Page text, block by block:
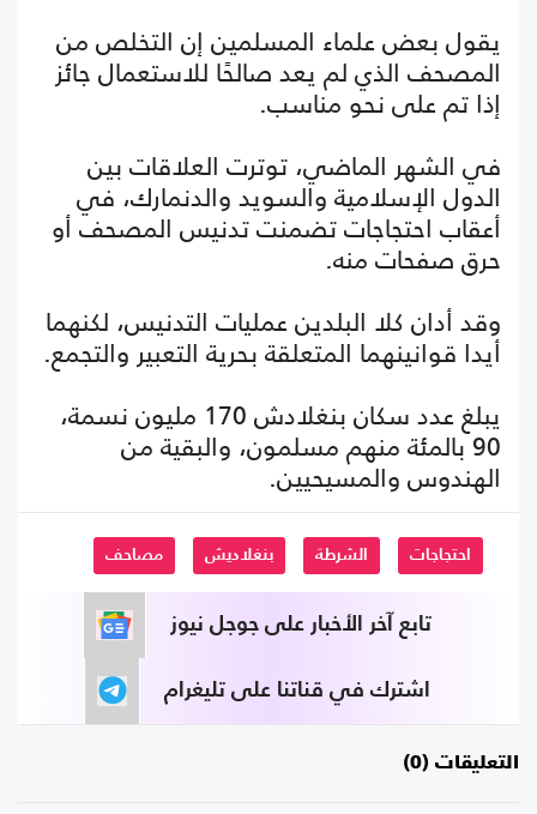
يقول بعض علماء المسلمين إن التخلص من
المصحف الذي لم يعد صالحًا للاستعمال جائز
إذا تم على نحو مناسب.
في الشهر الماضي، توترت العلاقات بين
الدول الإسلامية والسويد والدنمارك، في
أعقاب احتجاجات تضمنت تدنيس المصحف أو
حرق صفحات منه.
وقد أدان كلا البلدين عمليات التدنيس، لكنهما
أيدا قوانينهما المتعلقة بحرية التعبير والتجمع.
يبلغ عدد سكان بنغلادش 170 مليون نسمة،
90 بالمئة منهم مسلمون، والبقية من
الهندوس والمسيحيين.
احتجاجات الشرطة بنغلاديش مصاحف
تابع آخر الأخبار على جوجل نيوز
اشترك في قناتنا على تليغرام
التعليقات (0)